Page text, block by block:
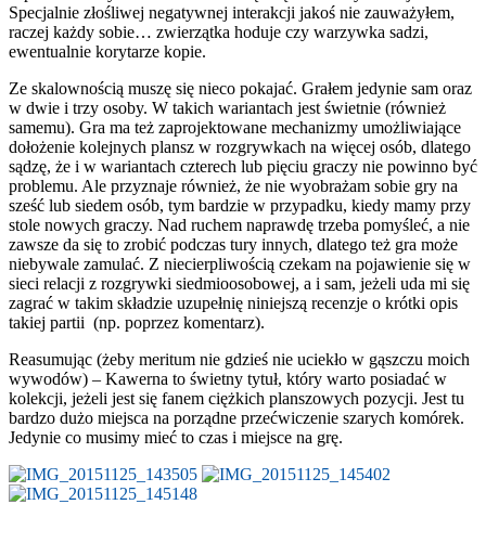
Specjalnie złośliwej negatywnej interakcji jakoś nie zauważyłem,
raczej każdy sobie… zwierzątka hoduje czy warzywka sadzi,
ewentualnie korytarze kopie.
Ze skalownością muszę się nieco pokajać. Grałem jedynie sam oraz
w dwie i trzy osoby. W takich wariantach jest świetnie (również
samemu). Gra ma też zaprojektowane mechanizmy umożliwiające
dołożenie kolejnych plansz w rozgrywkach na więcej osób, dlatego
sądzę, że i w wariantach czterech lub pięciu graczy nie powinno być
problemu. Ale przyznaje również, że nie wyobrażam sobie gry na
sześć lub siedem osób, tym bardzie w przypadku, kiedy mamy przy
stole nowych graczy. Nad ruchem naprawdę trzeba pomyśleć, a nie
zawsze da się to zrobić podczas tury innych, dlatego też gra może
niebywale zamulać. Z niecierpliwością czekam na pojawienie się w
sieci relacji z rozgrywki siedmioosobowej, a i sam, jeżeli uda mi się
zagrać w takim składzie uzupełnię niniejszą recenzje o krótki opis
takiej partii (np. poprzez komentarz).
Reasumując (żeby meritum nie gdzieś nie uciekło w gąszczu moich
wywodów) – Kawerna to świetny tytuł, który warto posiadać w
kolekcji, jeżeli jest się fanem ciężkich planszowych pozycji. Jest tu
bardzo dużo miejsca na porządne przećwiczenie szarych komórek.
Jedynie co musimy mieć to czas i miejsce na grę.